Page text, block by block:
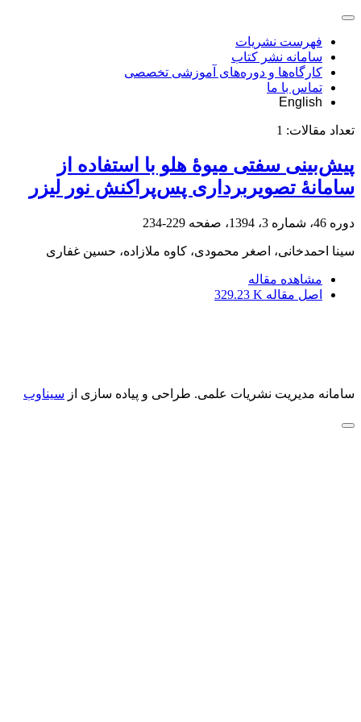
فهرست نشریات
سامانه نشر کتاب
کارگاه‌ها و دوره‌های آموزشی تخصصی
تماس با ما
English
تعداد مقالات: 1
پیش‌بینی سفتی میوۀ هلو با استفاده از
سامانۀ تصویربرداری پس‌پراکنش نور لیزر
دوره 46، شماره 3، 1394، صفحه 229-234
سینا احمدخانی، اصغر محمودی، کاوه ملازاده، حسین غفاری
مشاهده مقاله
اصل مقاله 329.23 K
سامانه مدیریت نشریات علمی. طراحی و پیاده سازی از سیناوب